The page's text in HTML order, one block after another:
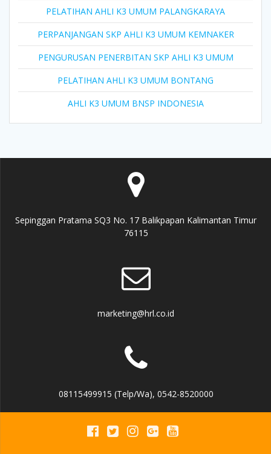
PELATIHAN AHLI K3 UMUM PALANGKARAYA
PERPANJANGAN SKP AHLI K3 UMUM KEMNAKER
PENGURUSAN PENERBITAN SKP AHLI K3 UMUM
PELATIHAN AHLI K3 UMUM BONTANG
AHLI K3 UMUM BNSP INDONESIA
Sepinggan Pratama SQ3 No. 17 Balikpapan Kalimantan Timur
76115
marketing@hrl.co.id
08115499915 (Telp/Wa), 0542-8520000